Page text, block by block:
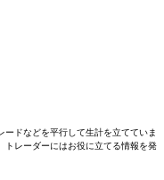
ドなどを平行して生計を立てていま
トレーダーにはお役に立てる情報を発